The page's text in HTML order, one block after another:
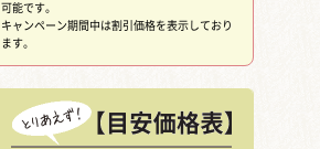
可能です。
キャンペーン期間中は割引価格を表示しており
ます。